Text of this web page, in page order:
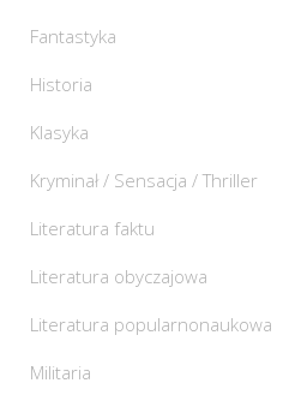
Fantastyka
Historia
Klasyka
Kryminał / Sensacja / Thriller
Literatura faktu
Literatura obyczajowa
Literatura popularnonaukowa
Militaria